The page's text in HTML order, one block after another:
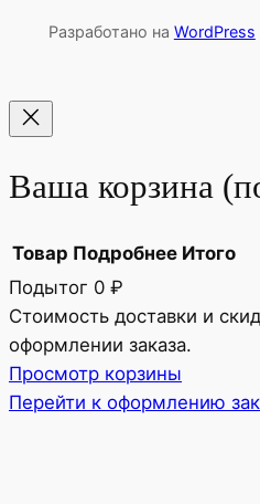
Разработано на WordPress
Ваша корзина
Товары
в
корзине
Товар Подробнее Итого
Подытог 0 ₽
Стоимость доставки и
оформлении заказа.
Просмотр корзины
Перейти к оформлению